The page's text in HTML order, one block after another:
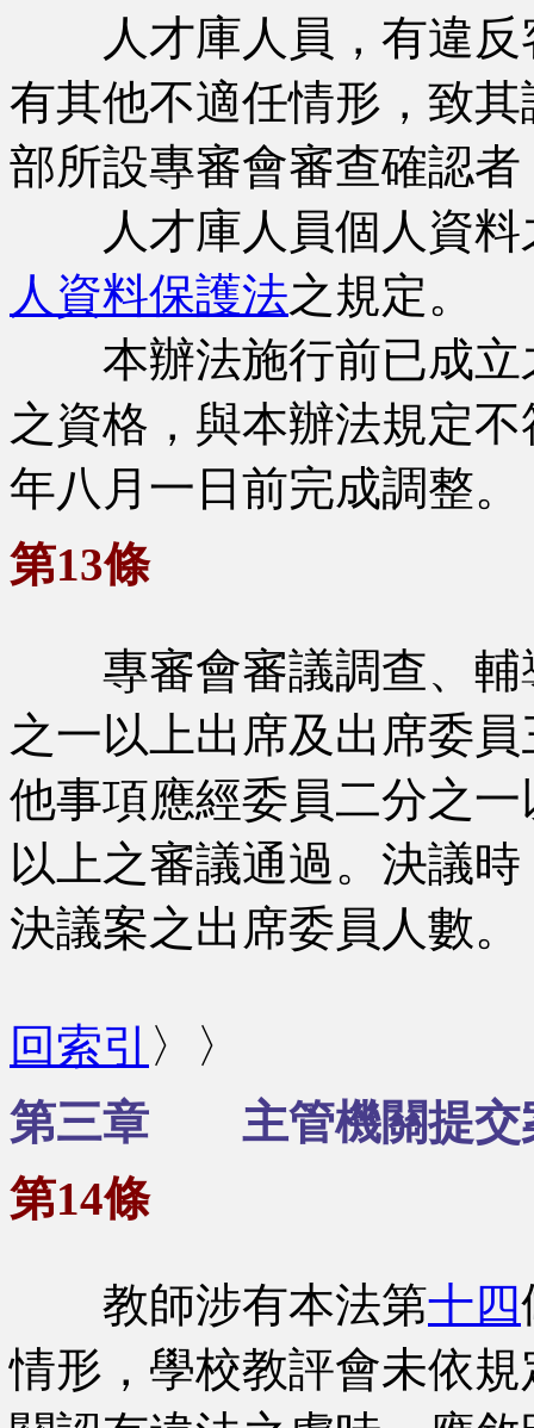
人才庫人員，有違反
有其他不適任情形，致
部所設專審會審查確認
人才庫人員個人資料
人資料保護法之規定。
本辦法施行前已成立
之資格，與本辦法規定
年八月一日前完成調整。
第13條
專審會審議調查、輔
之一以上出席及出席委
他事項應經委員二分之
以上之審議通過。決議
決議案之出席委員人數。
回索引 〉〉
第三章 主管機關提交
第14條
教師涉有本法第十四
情形，學校教評會未依